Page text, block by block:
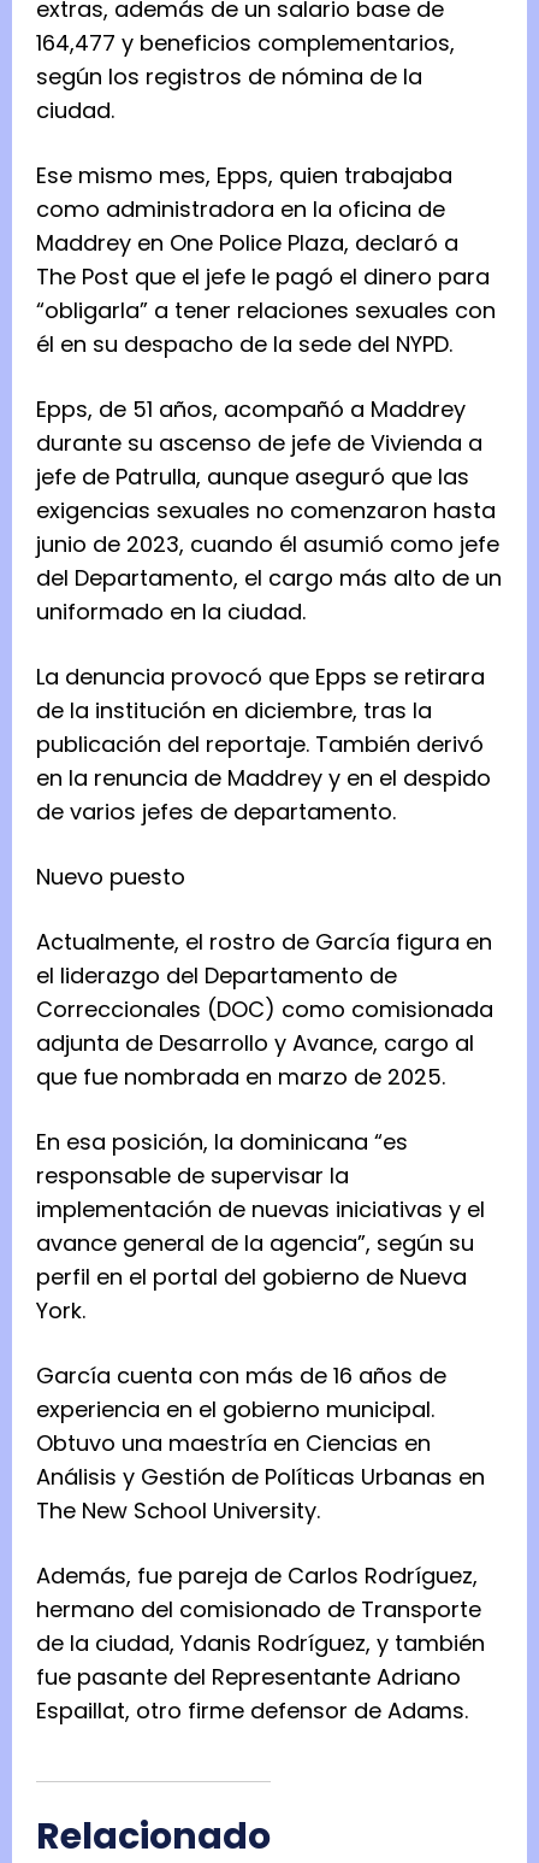
extras, además de un salario base de
164,477 y beneficios complementarios,
según los registros de nómina de la
ciudad.
Ese mismo mes, Epps, quien trabajaba
como administradora en la oficina de
Maddrey en One Police Plaza, declaró a
The Post que el jefe le pagó el dinero para
“obligarla” a tener relaciones sexuales con
él en su despacho de la sede del NYPD.
Epps, de 51 años, acompañó a Maddrey
durante su ascenso de jefe de Vivienda a
jefe de Patrulla, aunque aseguró que las
exigencias sexuales no comenzaron hasta
junio de 2023, cuando él asumió como jefe
del Departamento, el cargo más alto de un
uniformado en la ciudad.
La denuncia provocó que Epps se retirara
de la institución en diciembre, tras la
publicación del reportaje. También derivó
en la renuncia de Maddrey y en el despido
de varios jefes de departamento.
Nuevo puesto
Actualmente, el rostro de García figura en
el liderazgo del Departamento de
Correccionales (DOC) como comisionada
adjunta de Desarrollo y Avance, cargo al
que fue nombrada en marzo de 2025.
En esa posición, la dominicana “es
responsable de supervisar la
implementación de nuevas iniciativas y el
avance general de la agencia”, según su
perfil en el portal del gobierno de Nueva
York.
García cuenta con más de 16 años de
experiencia en el gobierno municipal.
Obtuvo una maestría en Ciencias en
Análisis y Gestión de Políticas Urbanas en
The New School University.
Además, fue pareja de Carlos Rodríguez,
hermano del comisionado de Transporte
de la ciudad, Ydanis Rodríguez, y también
fue pasante del Representante Adriano
Espaillat, otro firme defensor de Adams.
Relacionado